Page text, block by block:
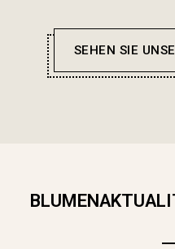
SEHEN SIE